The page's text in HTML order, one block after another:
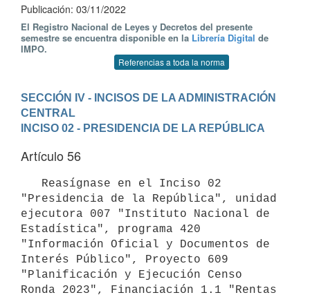
Publicación: 03/11/2022
El Registro Nacional de Leyes y Decretos del presente
semestre se encuentra disponible en la Librería Digital de
IMPO.
Referencias a toda la norma
SECCIÓN IV - INCISOS DE LA ADMINISTRACIÓN
CENTRAL
INCISO 02 - PRESIDENCIA DE LA REPÚBLICA
Artículo 56
"Presidencia de la República", unidad
ejecutora 007 "Instituto Nacional de
Estadística", programa 420
"Información Oficial y Documentos de
Interés Público", Proyecto 609
"Planificación y Ejecución Censo
Ronda 2023", Financiación 1.1 "Rentas